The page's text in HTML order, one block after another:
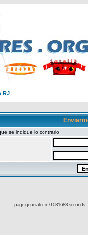
RJ
se indique lo contrario
page generated in 0.031688 seconds :